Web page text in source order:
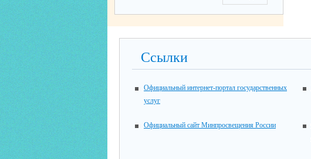
Ссылки
Официальный интернет-портал государственных
услуг
Официальный сайт Минпросвещения России